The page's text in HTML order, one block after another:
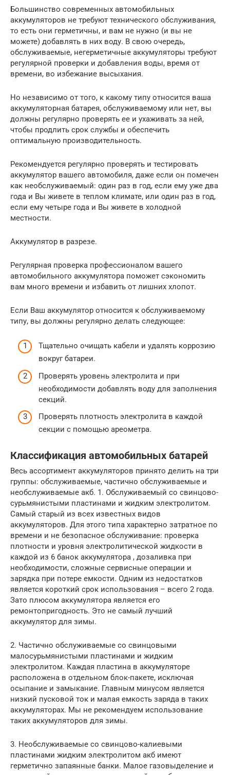
Большинство современных автомобильных
аккумуляторов не требуют технического обслуживания,
то есть они герметичны, и вам не нужно (и вы не
можете) добавлять в них воду. В свою очередь,
обслуживаемые, негерметичные аккумуляторы требуют
регулярной проверки и добавления воды, время от
времени, во избежание высыхания.
Но независимо от того, к какому типу относится ваша
аккумуляторная батарея, обслуживаемому или нет, вы
должны регулярно проверять ее и ухаживать за ней,
чтобы продлить срок службы и обеспечить
оптимальную производительность.
Рекомендуется регулярно проверять и тестировать
аккумулятор вашего автомобиля, даже если он помечен
как необслуживаемый: один раз в год, если ему уже два
года и Вы живете в теплом климате, или один раз в год,
если ему четыре года и Вы живете в холодной
местности.
Аккумулятор в разрезе.
Регулярная проверка профессионалом вашего
автомобильного аккумулятора поможет сэкономить
вам много времени и избавить от лишних хлопот.
Если Ваш аккумулятор относится к обслуживаемому
типу, вы должны регулярно делать следующее:
Тщательно очищать кабели и удалять коррозию
вокруг батареи.
Проверять уровень электролита и при
необходимости добавлять воду для заполнения
секций.
Проверять плотность электролита в каждой
секции с помощью ареометра.
Классификация автомобильных батарей
Весь ассортимент аккумуляторов принято делить на три
группы: обслуживаемые, частично обслуживаемые и
необслуживаемые акб. 1. Обслуживаемый со свинцово-
сурьмянистыми пластинами и жидким электролитом.
Самый старый из всех известных видов
аккумуляторов. Для этого типа характерно затратное по
времени и не безопасное обслуживание: проверка
плотности и уровня электролитической жидкости в
каждой из 6 банок аккумулятора , дозаливка при
необходимости, сложные сервисные операции и
зарядка при потере емкости. Одним из недостатков
является короткий срок использования – всего 2 года.
Зато плюсом аккумулятора является его
ремонтопригодность. Это не самый лучший
аккумулятор для зимы.
2. Частично обслуживаемые со свинцовыми
малосурьмянистыми пластинами и жидким
электролитом. Каждая пластина в аккумуляторе
расположена в отдельном блок-пакете, исключая
осыпание и замыкание. Главным минусом является
низкий пусковой ток и малая емкость заряда в таких
аккумуляторах. Мы не рекомендуем использование
таких аккумуляторов для зимы.
3. Необслуживаемые со свинцово-калиевыми
пластинами жидким электролитом акб имеют
герметично запаянные банки. Малое газовыделение и